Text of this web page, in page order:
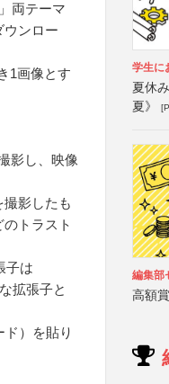
両テーマ
ウンロー
1画像とす
影し、映像
影したも
トラスト
子は
拡張子と
）を貼り
学生に
夏休
夏》
編集部
高額